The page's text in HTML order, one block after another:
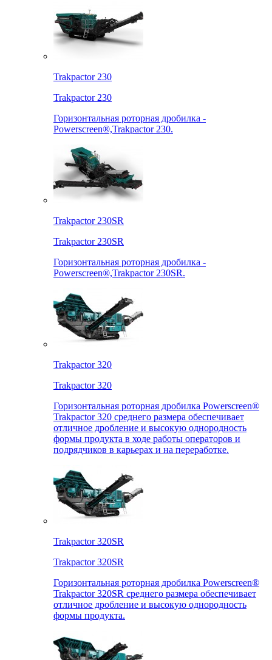
Trakpactor 230
Trakpactor 230
Горизонтальная роторная дробилка -
Powerscreen®,Trakpactor 230.
Trakpactor 230SR
Trakpactor 230SR
Горизонтальная роторная дробилка -
Powerscreen®,Trakpactor 230SR.
Trakpactor 320
Trakpactor 320
Горизонтальная роторная дробилка Powerscreen®
Trakpactor 320 среднего размера обеспечивает
отличное дробление и высокую однородность
формы продукта в ходе работы операторов и
подрядчиков в карьерах и на переработке.
Trakpactor 320SR
Trakpactor 320SR
Горизонтальная роторная дробилка Powerscreen®
Trakpactor 320SR среднего размера обеспечивает
отличное дробление и высокую однородность
формы продукта.